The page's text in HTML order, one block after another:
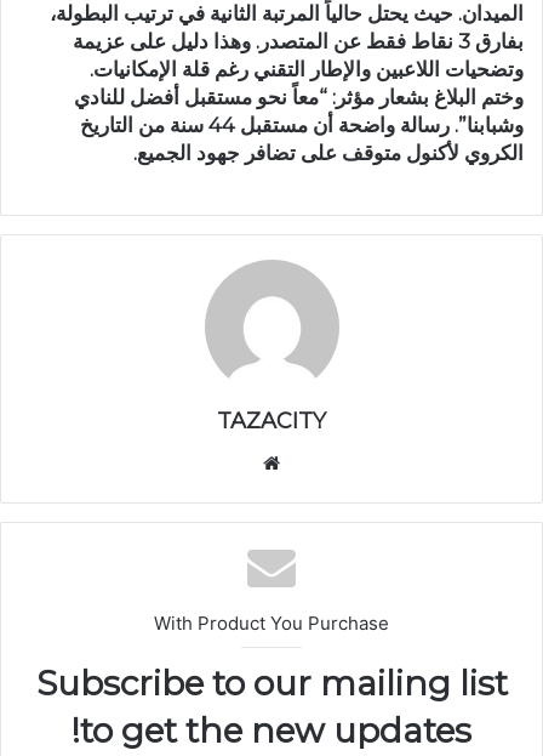
الميدان. حيث يحتل حالياً المرتبة الثانية في ترتيب البطولة،
بفارق 3 نقاط فقط عن المتصدر. وهذا دليل على عزيمة
وتضحيات اللاعبين والإطار التقني رغم قلة الإمكانيات.
وختم البلاغ بشعار مؤثر: “معاً نحو مستقبل أفضل للنادي
وشبابنا”. رسالة واضحة أن مستقبل 44 سنة من التاريخ
الكروي لأكنول متوقف على تضافر جهود الجميع.
TAZACITY
الوي
ب
With Product You Purchase
Subscribe to our mailing list
to get the new updates!